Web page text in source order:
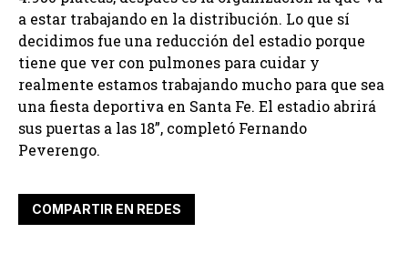
a estar trabajando en la distribución. Lo que sí
decidimos fue una reducción del estadio porque
tiene que ver con pulmones para cuidar y
realmente estamos trabajando mucho para que sea
una fiesta deportiva en Santa Fe. El estadio abrirá
sus puertas a las 18”, completó Fernando
Peverengo.
COMPARTIR EN REDES